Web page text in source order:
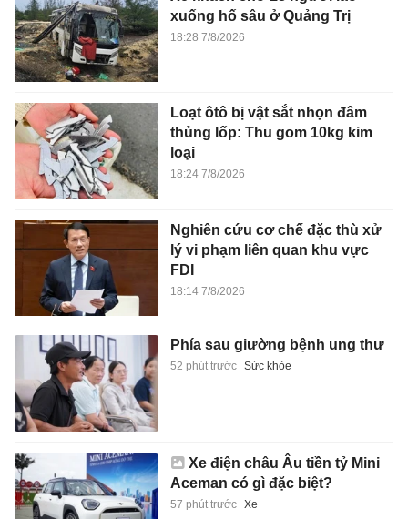
xuống hố sâu ở Quảng Trị
18:28 7/8/2026
Loạt ôtô bị vật sắt nhọn đâm
thủng lốp: Thu gom 10kg kim
loại
18:24 7/8/2026
Nghiên cứu cơ chế đặc thù xử
lý vi phạm liên quan khu vực
FDI
18:14 7/8/2026
Phía sau giường bệnh ung thư
52 phút trước Sức khỏe
Xe điện châu Âu tiền tỷ Mini
Aceman có gì đặc biệt?
57 phút trước Xe